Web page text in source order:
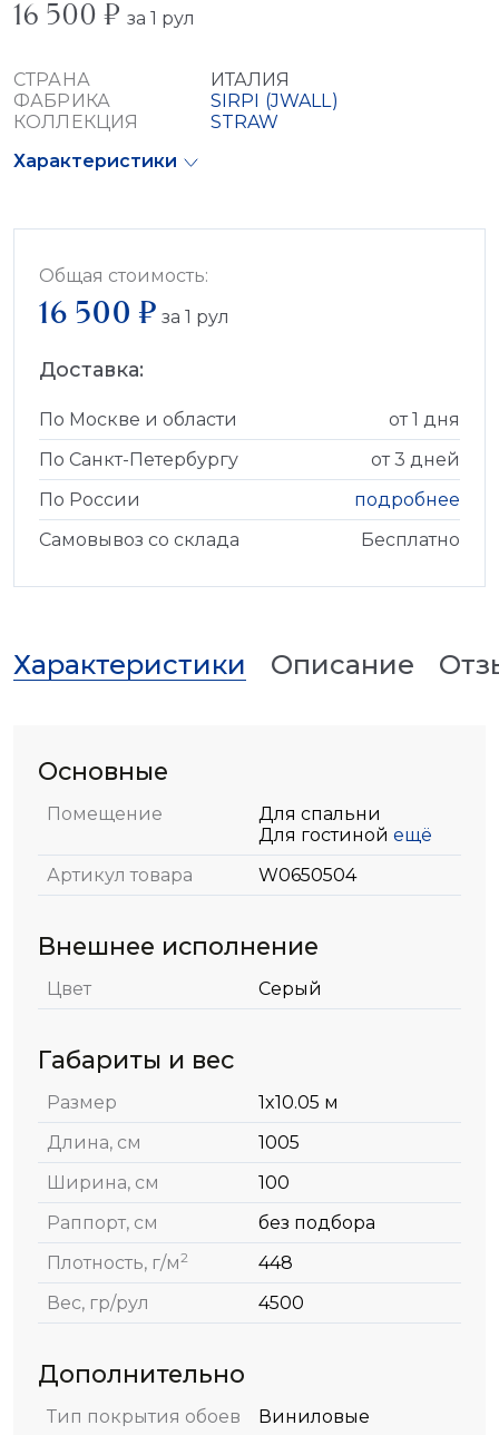
16 500 ₽ за 1 рул
СТРАНА
ИТАЛИЯ
ФАБРИКА
SIRPI (JWALL)
КОЛЛЕКЦИЯ
STRAW
Характеристики
Общая стоимость:
16 500 ₽ за 1 рул
Доставка:
По Москве и области
от 1 дня
По Санкт-Петербургу
от 3 дней
По России
подробнее
Самовывоз со склада
Бесплатно
Характеристики Описание
Основные
Помещение
Для спальни
Для гостиной ещё
Артикул товара
W0650504
Внешнее исполнение
Цвет Серый
Габариты и вес
Размер
1x10.05 м
Длина, см
1005
Ширина, см
100
Раппорт, см
без подбора
Плотность, г/м2
448
Вес, гр/рул
4500
Дополнительно
Тип покрытия обоев Виниловые